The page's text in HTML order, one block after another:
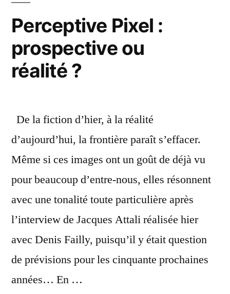
futur
pour
Perceptive Pixel :
prospective ou
réalité ?
De la fiction d’hier, à la réalité
d’aujourd’hui, la frontière paraît s’effacer.
Même si ces images ont un goût de déjà vu
pour beaucoup d’entre-nous, elles résonnent
avec une tonalité toute particulière après
l’interview de Jacques Attali réalisée hier
avec Denis Failly, puisqu’il y était question
de prévisions pour les cinquante prochaines
années… En …